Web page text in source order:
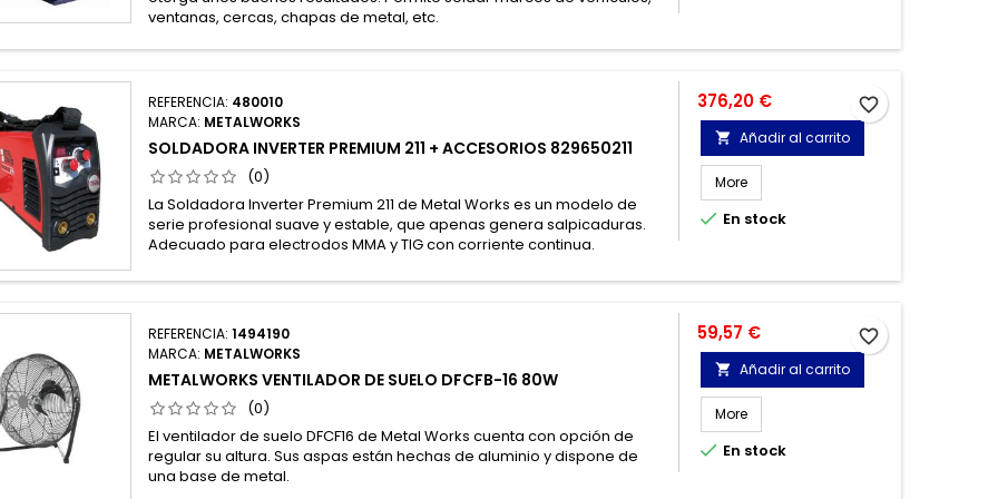
ventanas, cercas, chapas de metal, etc.
REFERENCIA: 480010
MARCA: METALWORKS
SOLDADORA INVERTER PREMIUM 211 + ACCESORIOS 829650211
(0)
La Soldadora Inverter Premium 211 de Metal Works es un modelo de
serie profesional suave y estable, que apenas genera salpicaduras.
Adecuado para electrodos MMA y TIG con corriente continua.
Precio
376,20 €
 Añadir al carrito
More
 En stock
favorite_border
REFERENCIA:1494190
MARCA: METALWORKS
METALWORKS VENTILADOR DE SUELO DFCFB-16 80W
(0)
El ventilador de suelo DFCF16 de Metal Works cuenta con opción de
regular su altura. Sus aspas están hechas de aluminio y dispone de
una base de metal.
Precio
59,57 €
 Añadir al carrito
More
 En stock
favorite_border